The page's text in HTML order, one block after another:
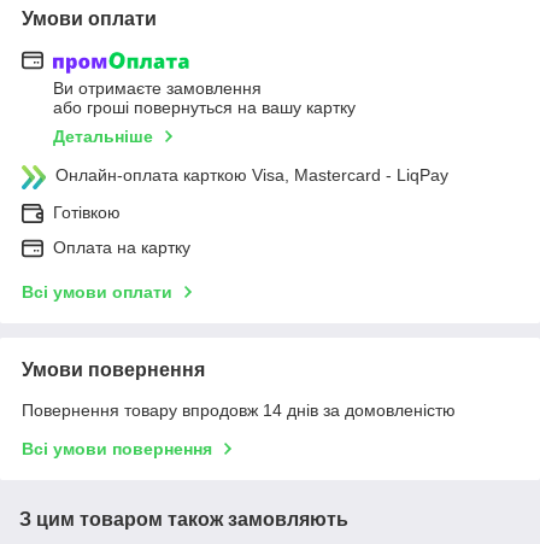
Умови оплати
Ви отримаєте замовлення
або гроші повернуться на вашу картку
Детальніше
Онлайн-оплата карткою Visa, Mastercard - LiqPay
Готівкою
Оплата на картку
Всі умови оплати
Умови повернення
Повернення товару впродовж 14 днів за домовленістю
Всі умови повернення
З цим товаром також замовляють